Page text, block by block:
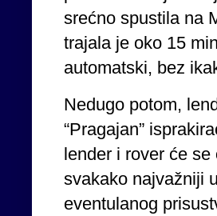
srećno spustila na
trajala je oko 15
automatski, bez
Nedugo potom,
“Pragajan”
lender i rover će
svakako najvažniji
eventulanog